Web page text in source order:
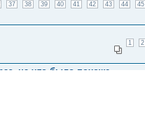
37 38 39 40 41 42 43 44 45
1 2
на что было похоже,